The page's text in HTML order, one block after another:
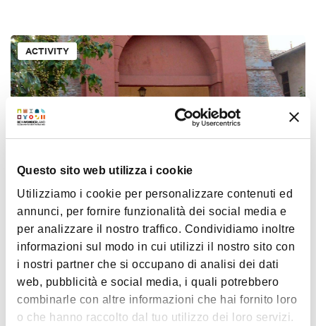
Questo sito web utilizza i cookie
Utilizziamo i cookie per personalizzare contenuti ed
annunci, per fornire funzionalità dei social media e
per analizzare il nostro traffico. Condividiamo inoltre
informazioni sul modo in cui utilizzi il nostro sito con
i nostri partner che si occupano di analisi dei dati
web, pubblicità e social media, i quali potrebbero
combinarle con altre informazioni che hai fornito loro
o che hanno raccolto dal tuo utilizzo dei loro servizi.
ACTIVITY
The defensive towers and the Campanazzo
ACTIVITY